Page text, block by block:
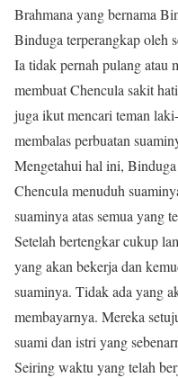
Brahmana yang bernama
Binduga terperangkap oleh
Ia tidak pernah pulang atau
membuat Chencula sakit
juga ikut mencari teman
membalas perbuatan
Mengetahui hal ini,
Chencula menuduh
suaminya atas semua yang
Setelah bertengkar cukup
yang akan bekerja dan
suaminya. Tidak ada yang
membayarnya. Mereka
suami dan istri yang
Seiring waktu yang telah